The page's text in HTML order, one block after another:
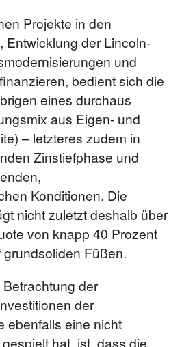
Projekte in den
Entwicklung der Lincoln-
und
bedient sich die
eines durchaus
aus Eigen- und
– letzteres zudem in
Zinstiefphase und
Konditionen. Die
nicht zuletzt deshalb über
von knapp 40 Prozent
Füßen.
der
der
ebenfalls eine nicht
hat, ist, dass die